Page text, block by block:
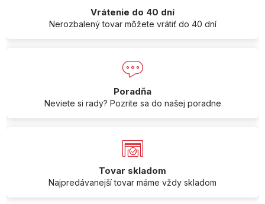
Vrátenie do 40 dní
Nerozbalený tovar môžete vrátiť do 40 dní
Poradňa
Neviete si rady? Pozrite sa do našej poradne
Tovar skladom
Najpredávanejší tovar máme vždy skladom